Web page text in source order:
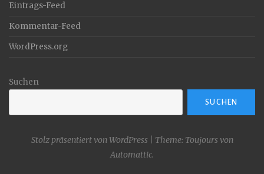
Eintrags-Feed
Kommentar-Feed
WordPress.org
Suchen
SUCHEN
Stolz präsentiert von WordPress
Theme: Toujours von
Automattic.